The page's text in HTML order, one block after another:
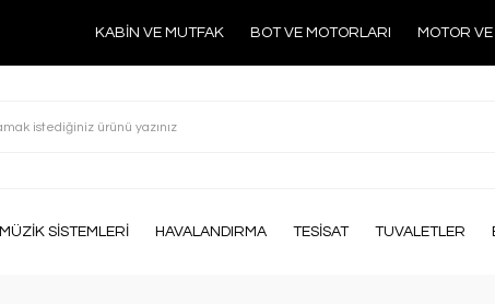
KABİN VE MUTFAK BOT VE MOTORLARI MOTOR
MÜZİK SİSTEMLERİ HAVALANDIRMA TESİSAT TUVALETLER